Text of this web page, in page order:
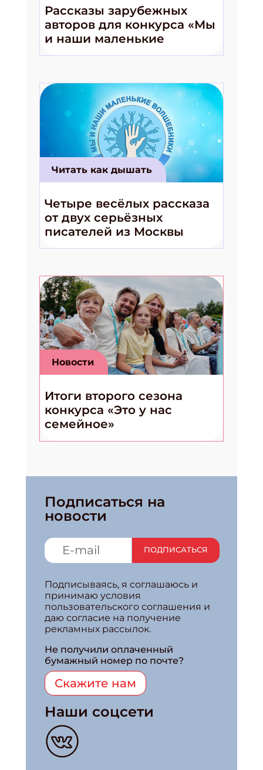
Рассказы зарубежных
авторов для конкурса «Мы
и наши маленькие
волшебники!»
Читать как дышать
Четыре весёлых рассказа
от двух серьёзных
писателей из Москвы
Новости
Итоги второго сезона
конкурса «Это у нас
семейное»
Подписаться на
новости
ПОДПИСАТЬСЯ
Подписываясь, я соглашаюсь и
принимаю условия
пользовательского соглашения и
даю согласие на получение
рекламных рассылок.
Не получили оплаченный
бумажный номер по почте?
Скажите нам
Наши соцсети